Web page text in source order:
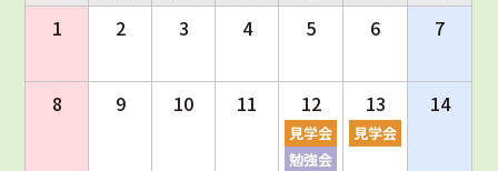
1
2 3 4 5 6 7
8 9 10 11 12
見学会
勉強会
13
見学会
14